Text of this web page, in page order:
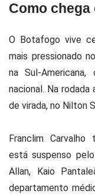
Como
O Botafogo vive
mais pressionado
na Sul-
nacional. Na rodada
de virada, no Nilton
Franclim Carvalho
está suspenso
Allan, Kaio
departamento